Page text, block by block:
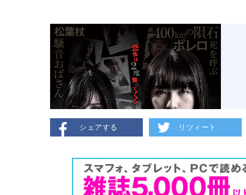
シェアする リツィート